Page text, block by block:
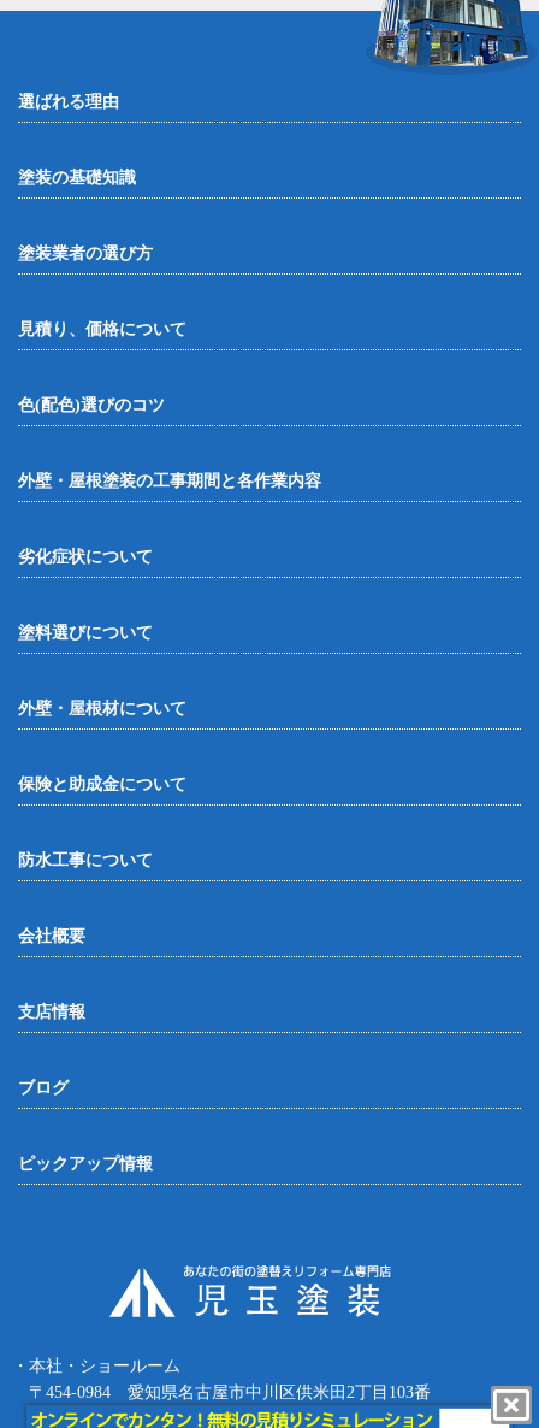
選ばれる理由
塗装の基礎知識
塗装業者の選び方
見積り、価格について
色(配色)選びのコツ
外壁・屋根塗装の工事期間と各作業内容
劣化症状について
塗料選びについて
外壁・屋根材について
保険と助成金について
防水工事について
会社概要
支店情報
ブログ
ピックアップ情報
・本社・ショールーム
〒454-0984 愛知県名古屋市中川区供米田2丁目103番
Tel.052-387-8427 Fax.052-387-8497